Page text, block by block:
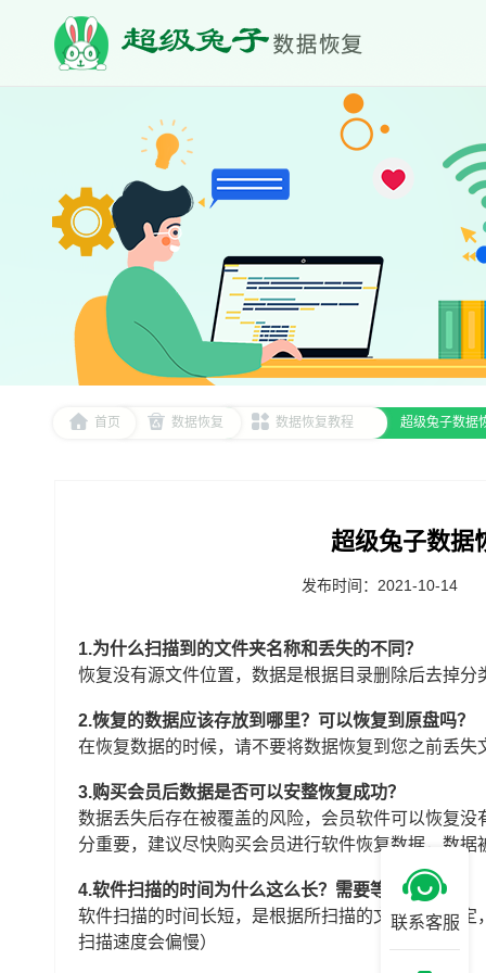
首页 数据恢复 数据恢复教程 超级兔子数据
超级兔子数据
发布时间：2021-10-14
1.为什么扫描到的文件夹名称和丢失的不同？
恢复没有源文件位置，数据是根据目录删除后去掉分
2.恢复的数据应该存放到哪里？可以恢复到原盘吗？
在恢复数据的时候，请不要将数据恢复到您之前丢
3.购买会员后数据是否可以安整恢复成功？
数据丢失后存在被覆盖的风险，会员软件可以恢复
分重要，建议尽快购买会员进行软件恢复数据，数
4.软件扫描的时间为什么这么长？需要等待多久？
软件扫描的时间长短，是根据所扫描的文件大小决
扫描速度会偏慢）
联系客服